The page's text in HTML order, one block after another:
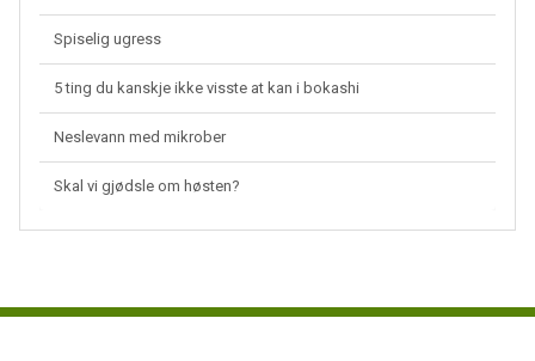
Spiselig ugress
5 ting du kanskje ikke visste at kan i bokashi
Neslevann med mikrober
Skal vi gjødsle om høsten?